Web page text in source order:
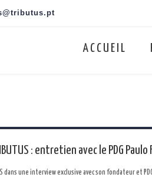
ACCUEIL
: entretien avec le PDG Paulo
dans une interview exclusive avec son fondateur et